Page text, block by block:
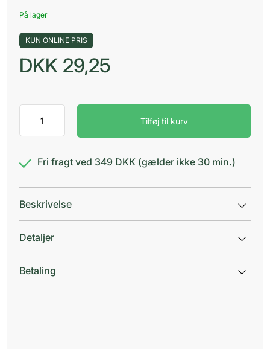
På lager
KUN ONLINE PRIS
DKK 29,25
power
ispose
antal
Tilføj til kurv
Fri fragt ved 349 DKK (gælder ikke 30 min.)
Beskrivelse
Detaljer
Betaling